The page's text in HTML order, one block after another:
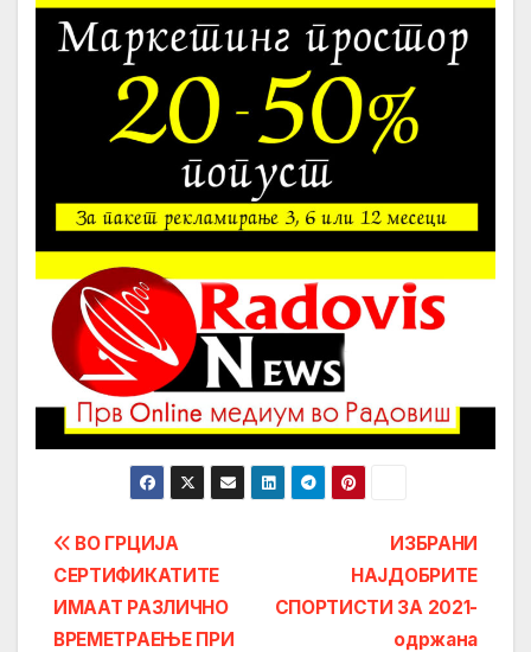
Post
navigation
ИЗБРАНИ
НАЈДОБРИТЕ
СПОРТИСТИ ЗА 2021-
одржана
ВО ГРЦИЈА
СЕРТИФИКАТИТЕ
ИМААТ РАЗЛИЧНО
ВРЕМЕТРАЕЊЕ ПРИ